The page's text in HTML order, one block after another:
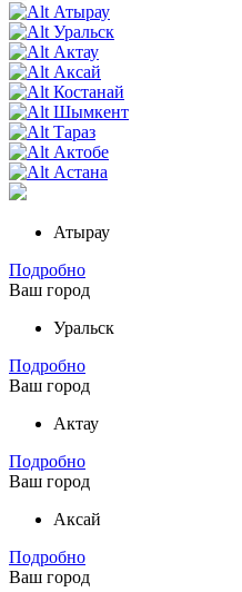
Атырау
Уральск
Актау
Аксай
Костанай
Шымкент
Тараз
Актобе
Астана
Атырау
Подробно
Ваш город
Уральск
Подробно
Ваш город
Актау
Подробно
Ваш город
Аксай
Подробно
Ваш город